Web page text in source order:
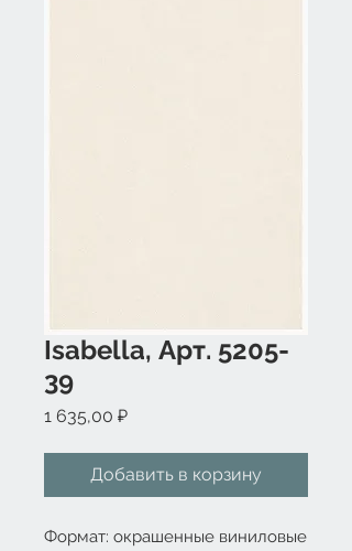
Isabella, Арт. 5205-
39
1 635,00 ₽Цена
Добавить в корзину
Формат: окрашенные виниловые